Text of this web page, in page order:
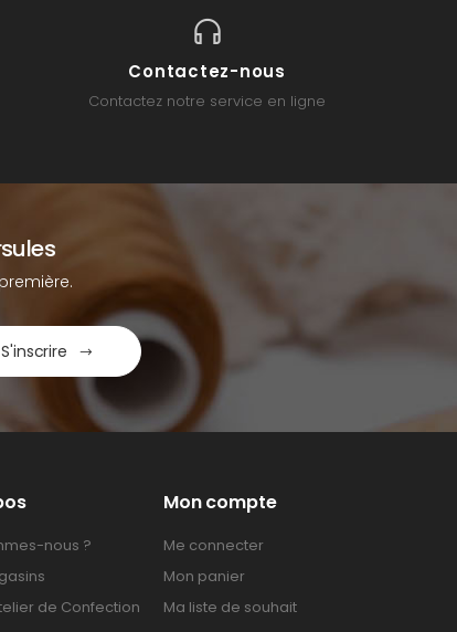
Contactez-nous
Contactez notre service en ligne
S'inscrire
nous ?
de Confection
Mon compte
Me connecter
Mon panier
Ma liste de souhait